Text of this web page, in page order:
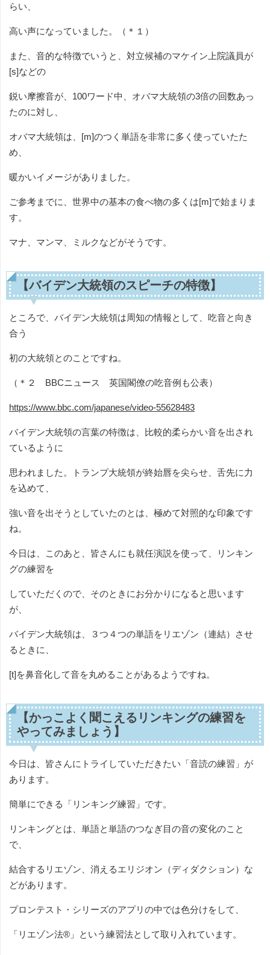
らい、
高い声になっていました。（＊１）
また、音的な特徴でいうと、対立候補のマケイン上院議員が
[s]などの
鋭い摩擦音が、100ワード中、オバマ大統領の3倍の回数あっ
たのに対し、
オバマ大統領は、[m]のつく単語を非常に多く使っていたた
め、
暖かいイメージがありました。
ご参考までに、世界中の基本の食べ物の多くは[m]で始まりま
す。
マナ、マンマ、ミルクなどがそうです。
【バイデン大統領のスピーチの特徴】
ところで、バイデン大統領は周知の情報として、吃音と向き
合う
初の大統領とのことですね。
（＊２ BBCニュース 英国閣僚の吃音例も公表）
https://www.bbc.com/japanese/video-55628483
バイデン大統領の言葉の特徴は、比較的柔らかい音を出され
ているように
思われました。トランプ大統領が終始唇を尖らせ、舌先に力
を込めて、
強い音を出そうとしていたのとは、極めて対照的な印象です
ね。
今日は、このあと、皆さんにも就任演説を使って、リンキン
グの練習を
していただくので、そのときにお分かりになると思います
が、
バイデン大統領は、３つ４つの単語をリエゾン（連結）させ
るときに、
[t]を鼻音化して音を丸めることがあるようですね。
【かっこよく聞こえるリンキングの練習を
やってみましょう】
今日は、皆さんにトライしていただきたい「音読の練習」が
あります。
簡単にできる「リンキング練習」です。
リンキングとは、単語と単語のつなぎ目の音の変化のこと
で、
結合するリエゾン、消えるエリジオン（ディダクション）な
どがあります。
プロンテスト・シリーズのアプリの中では色分けをして、
「リエゾン法®」という練習法として取り入れています。